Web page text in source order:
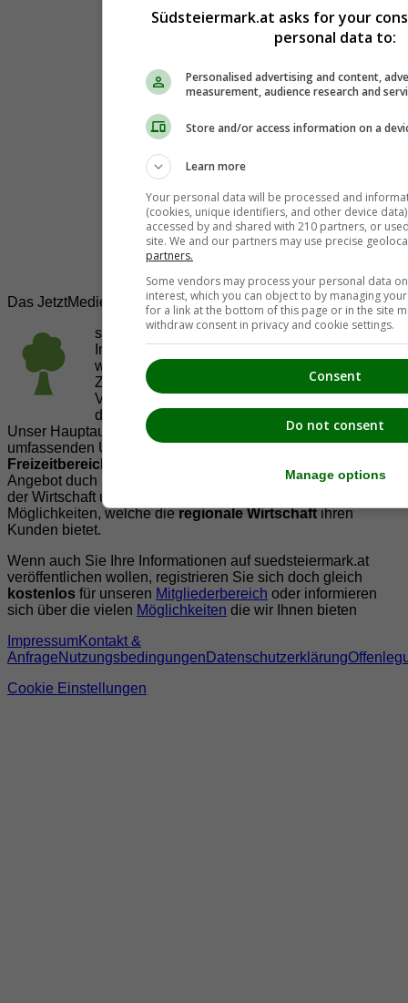
Das JetztMedien.com Medien Netzwerk
suedsteiermark.at ist eine von vielen
Internetadressen derJetztMedien.com Medien,
welche es sich zur Aufgabe gemacht hat, in
Zusammenarbeit mit regionalen Firmen,
Vereinen und Institutionen dieVielfälltigkeit
der Region Südsteiermark zu präsentieren.
Unser Hauptaugenmerk liegt dabei, der Bevölkerung einen
umfassenden Überblick der Möglichkeiten im
Freizeitbereich
Angebot duch Informationen zur regionalenGastronomie,
der Wirtschaft und der Präsentation der zahlreichen
Möglichkeiten, welche dieregionale Wirtschaftihren
Kunden bietet.
Wenn auch Sie Ihre Informationen auf suedsteiermark.at
veröffentlichen wollen, registrieren Sie sich doch gleich
kostenlos für unseren Mitgliederbereich oder informieren
sich über die vielen Möglichkeiten die wir Ihnen bieten
ImpressumKontakt &
AnfrageNutzungsbedingungen Datenschutzerklärung
Cookie Einstellungen
Südsteiermark.at asks for your
personal data to:
Personalised advertising and content,
measurement, audience research and
Store and/or access information on a
Learn more
Your personal data will be processed and
(cookies, unique identifiers, and other device
accessed by and shared with 210 partners, or
site. We and our partners may use precise
partners.
Some vendors may process your personal data
interest, which you can object to by managing
for a link at the bottom of this page or in the site
withdraw consent in privacy and cookie settings.
Consent
Do not consent
Manage options